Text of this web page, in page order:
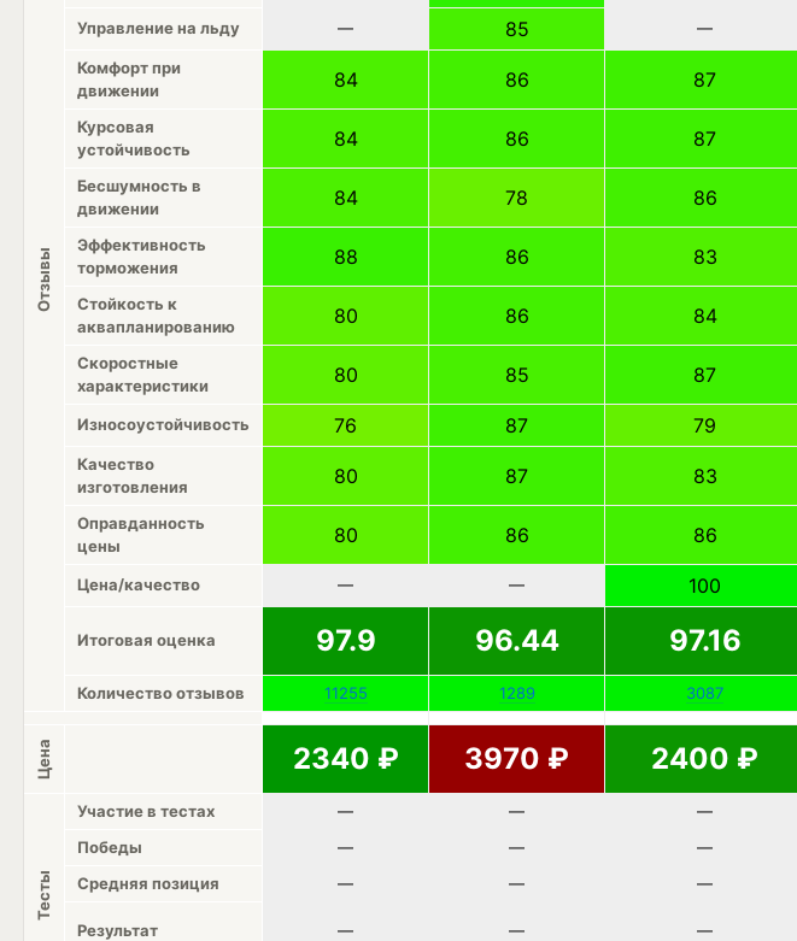
Отзывы
Управление на льду — 85 —
Комфорт при
движении
84 86 87
Курсовая
устойчивость
84 86 87
Бесшумность в
движении
84 78 86
Эффективность
торможения
88 86 83
Стойкость к
аквапланированию
80 86 84
Скоростные
характеристики
80 85 87
Износоустойчивость 76 87 79
Качество
изготовления
80 87 83
Оправданность
цены
80 86 86
Цена/качество — — 100
Итоговая оценка 97.9 96.44 97.16
Количество отзывов 11255 1289 3087
Цена 2340 ₽ 3970 ₽ 2400 ₽
Тесты
Участие в тестах — — —
Победы
— — —
Средняя позиция
— — —
Результат — — —